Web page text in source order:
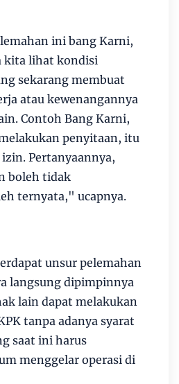
ini bang Karni,
kita lihat kondisi
sekarang membuat
atau kewenangannya
Contoh Bang Karni,
penyitaan, itu
Pertanyaannya,
boleh tidak
ternyata," ucapnya.
unsur pelemahan
langsung dipimpinnya
lain dapat melakukan
tanpa adanya syarat
saat ini harus
menggelar operasi di